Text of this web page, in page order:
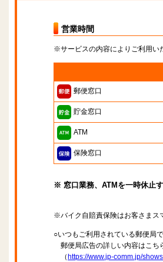
営業時間
※サービスの内容によりご利用い
郵便窓口
貯金窓口
ATM
保険窓口
※ 窓口業務、ATMを一時休止す
※バイク自賠責保険はお客さまス
○いつもご利用されている郵便局
郵便局広告の詳しい内容はこち
（ https://www.jp-comm.jp/